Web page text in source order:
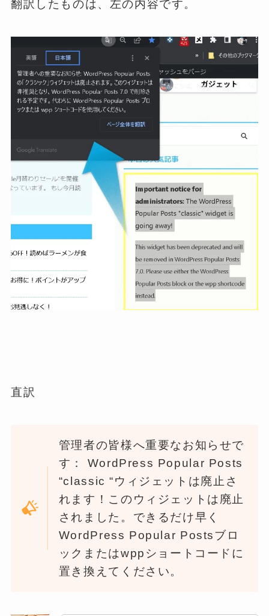
翻訳したものは、左の内容です。
直訳
管理者の皆様へ重要なお知らせで
す： WordPress Popular Posts
“classic “ウィジェットは廃止さ
れます！このウィジェットは廃止
されました。できるだけ早く
WordPress Popular Postsブロ
ックまたはwppショートコードに
置き換えてください。